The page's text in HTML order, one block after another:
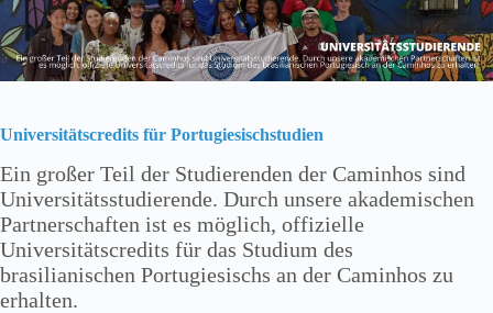
Universitätscredits für Portugiesischstudien
Ein großer Teil der Studierenden der Caminhos sind
Universitätsstudierende. Durch unsere akademischen
Partnerschaften ist es möglich, offizielle
Universitätscredits für das Studium des
brasilianischen Portugiesischs an der Caminhos zu
erhalten.